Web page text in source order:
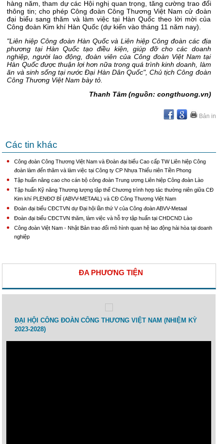
hàng năm, tham dự các Hội nghị quan trọng, tăng cường trao đổi
thông tin; cho phép Công đoàn Công Thương Việt Nam cử đoàn
đại biểu sang thăm và làm việc tại Hàn Quốc theo lời mời của
Công đoàn Kim khí Hàn Quốc (dự kiến vào tháng 11 năm nay).
"Liên hiệp Công đoàn Hàn Quốc và Liên hiệp Công đoàn các địa
phương tại Hàn Quốc tạo điều kiện, giúp đỡ cho các doanh
nghiệp, người lao động, đoàn viên của Công đoàn Việt Nam tại
Hàn Quốc được thuận lợi hơn nữa trong quá trình kinh doanh, làm
ăn và sinh sống tại nước Đại Hàn Dân Quốc", Chủ tịch Công đoàn
Công Thương Việt Nam bày tỏ.
Thanh Tâm (nguồn: congthuong.vn)
Bản in
Các tin khác
Công đoàn Công Thương Việt Nam và Đoàn đại biểu Cao cấp TW Liên hiệp Công
đoàn làm đến thăm và làm việc tại Công ty CP Nhựa Thiếu niên Tiền Phong
Tập huấn nâng cao cho cán bộ công đoàn Trung ương Liên hiệp Công đoàn Lào
Tập huấn Kỹ năng Thương lượng tập thể Chương trình hợp tác thường niên giữa CĐ
Kim khí PLENĐƠ BỈ (ABVV-METAAL) và CĐ Công Thương Việt Nam
Đoàn đại biểu CĐCTVN dự Đại hội lần thứ V của Công đoàn ABVV-Metaal
Đoàn đại biểu CĐCTVN thăm, làm việc và hỗ trợ tập huấn tại CHDCND Lào
Công đoàn Việt Nam - Nhật Bản trao đổi mô hình quan hệ lao động hài hòa tại doanh
nghiệp
ĐA PHƯƠNG TIỆN
ĐẠI HỘI CÔNG ĐOÀN CÔNG THƯƠNG VIỆT NAM (NHIỆM KỲ
2023-2028)